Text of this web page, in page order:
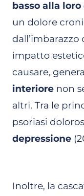
basso alla
un dolore
impatto
causare,
interiore non
altri. Tra le
psoriasi
depressione
Inoltre, la